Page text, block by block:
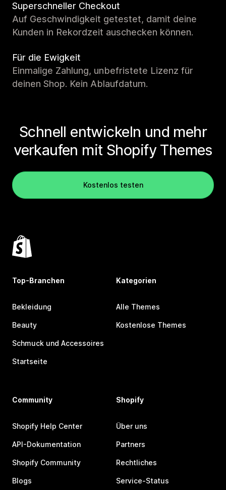
Superschneller Checkout
Auf Geschwindigkeit getestet, damit deine
Kunden in Rekordzeit auschecken können.
Für die Ewigkeit
Einmalige Zahlung, unbefristete Lizenz für
deinen Shop. Kein Ablaufdatum.
Schnell entwickeln und mehr
verkaufen mit Shopify Themes
Kostenlos testen
Top-Branchen
Bekleidung
Beauty
Schmuck und Accessoires
Startseite
Kategorien
Alle Themes
Kostenlose Themes
Community
Shopify Help Center
API-Dokumentation
Shopify Community
Blogs
Shopify
Über uns
Partners
Rechtliches
Service-Status